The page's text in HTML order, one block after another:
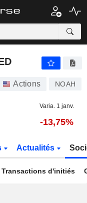
Actions NOAH
Varia. 1 janv.
-13,75%
Actualités
Transactions d'initiés